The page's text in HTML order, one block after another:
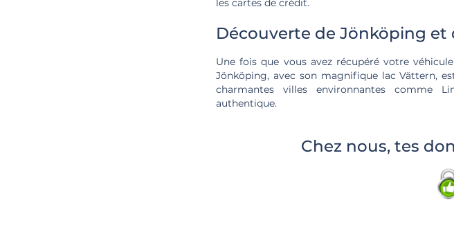
les cartes de crédit.
Découverte de Jönköping et
Une fois que vous avez récupéré votre
Jönköping, avec son magnifique lac Vättern,
charmantes villes environnantes comme
authentique.
Chez nous, tes